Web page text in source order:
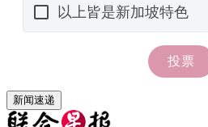
新闻速递